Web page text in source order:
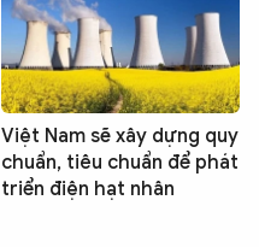
Việt Nam sẽ xây dựng quy
chuẩn, tiêu chuẩn để phát
triển điện hạt nhân